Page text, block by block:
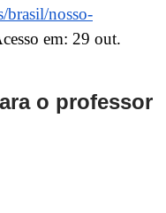
brasil/nosso-
em: 29 out.
o professor